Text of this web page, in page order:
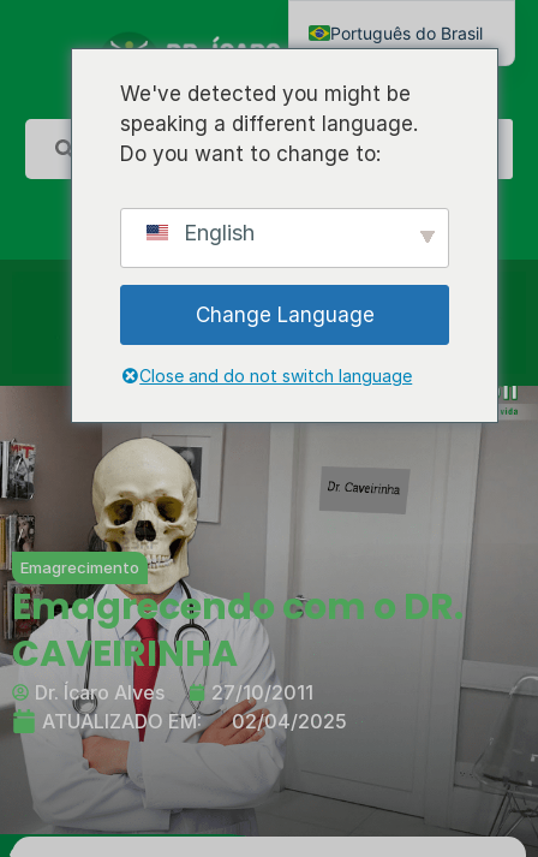
Emagrecimento
Emagrecendo com o DR.
CAVEIRINHA
Dr. Ícaro Alves
27/10/2011
ATUALIZADO EM:
02/04/2025
We've detected you might be
speaking a different language.
Do you want to change to:
English
Change Language
Close and do not switch language
Português do Brasil